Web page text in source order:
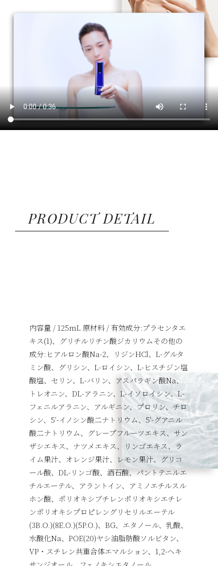
PRODUCT DETAIL
内容量 / 125mL 原材料 / 有効成分:プラセンタエ
キス(1)、グリチルリチン酸ジカリウムその他の
成分:ヒアルロン酸Na-2、リジンHCl、L-グルタ
ミン酸、グリシン、L-ロイシン、L-ヒスチジン塩
酸塩、セリン、L-バリン、アスパラギン酸Na、
トレオニン、DL-アラニン、L-イソロイシン、L-
フェニルアラニン、アルギニン、プロリン、チロ
シン、5′-イノシン酸二ナトリウム、5′-グアニル
酸二ナトリウム、グレープフルーツエキス、サン
ザシエキス、ナツメエキス、リンゴエキス、ラ
イム果汁、オレンジ果汁、レモン果汁、グリコ
ール酸、DL-リンゴ酸、酒石酸、パントテニルエ
チルエーテル、アラントイン、アミノエチルスル
ホン酸、ポリオキシブチレンポリオキシエチレ
ンポリオキシプロピレングリセリルエーテル
(3B.O.)(8E.O.)(5P.O.)、BG、エタノール、乳酸、
水酸化Na、POE(20)ヤシ油脂肪酸ソルビタン、
VP・スチレン共重合体エマルション、1,2-ヘキ